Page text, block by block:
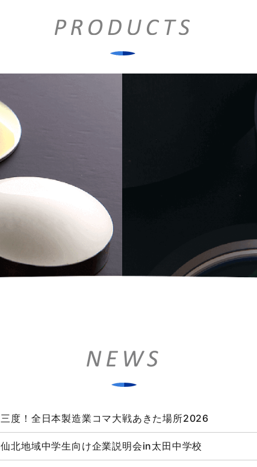
三度！全日本製造業コマ大戦あきた場所2026
仙北地域中学生向け企業説明会in太田中学校